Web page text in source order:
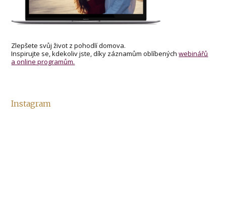
Zlepšete svůj život z pohodlí domova.
Inspirujte se, kdekoliv jste, díky záznamům oblíbenýchwebinářů
a online programům.
Instagram